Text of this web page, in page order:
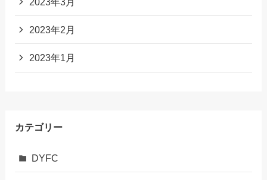
2023年2月
2023年1月
カテゴリー
DYFC